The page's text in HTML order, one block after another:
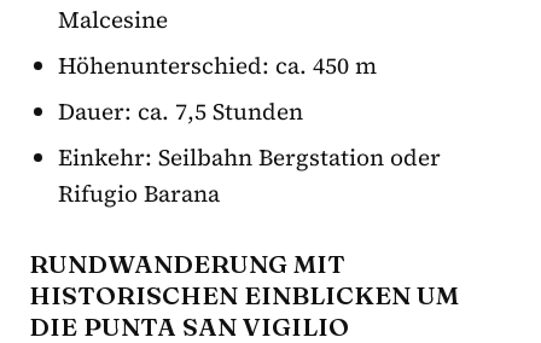
Malcesine
Höhenunterschied: ca. 450 m
Dauer: ca. 7,5 Stunden
Einkehr: Seilbahn Bergstation oder
Rifugio Barana
RUNDWANDERUNG MIT
HISTORISCHEN EINBLICKEN UM
DIE PUNTA SAN VIGILIO